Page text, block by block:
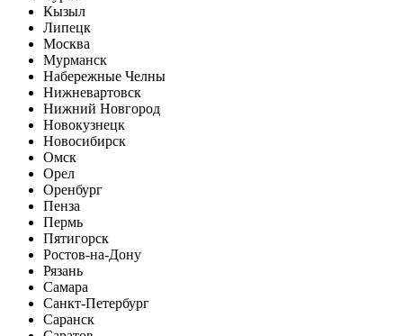
Кызыл
Липецк
Москва
Мурманск
Набережные Челны
Нижневартовск
Нижний Новгород
Новокузнецк
Новосибирск
Омск
Орел
Оренбург
Пенза
Пермь
Пятигорск
Ростов-на-Дону
Рязань
Самара
Санкт-Петербург
Саранск